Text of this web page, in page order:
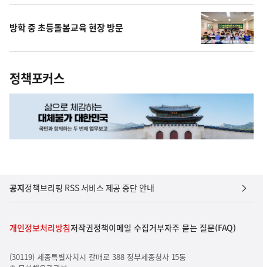
방학 중 초등돌봄교육 현장 방문
정책포커스
공지정책브리핑 RSS 서비스 제공 중단 안내
개인정보처리방침저작권정책이메일 수집거부자주 묻는 질문(FAQ)
(30119) 세종특별자치시 갈매로 388 정부세종청사 15동